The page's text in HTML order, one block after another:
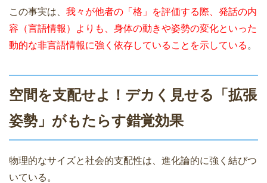
この事実は、 我々が他者の「格」を評価する際、発話の内
容（言語情報）よりも、身体の動きや姿勢の変化といった
動的な非言語情報に強く依存していることを示している 。
空間を支配せよ！デカく見せる「拡張
姿勢」がもたらす錯覚効果
物理的なサイズと社会的支配性は、進化論的に強く結びつ
いている。